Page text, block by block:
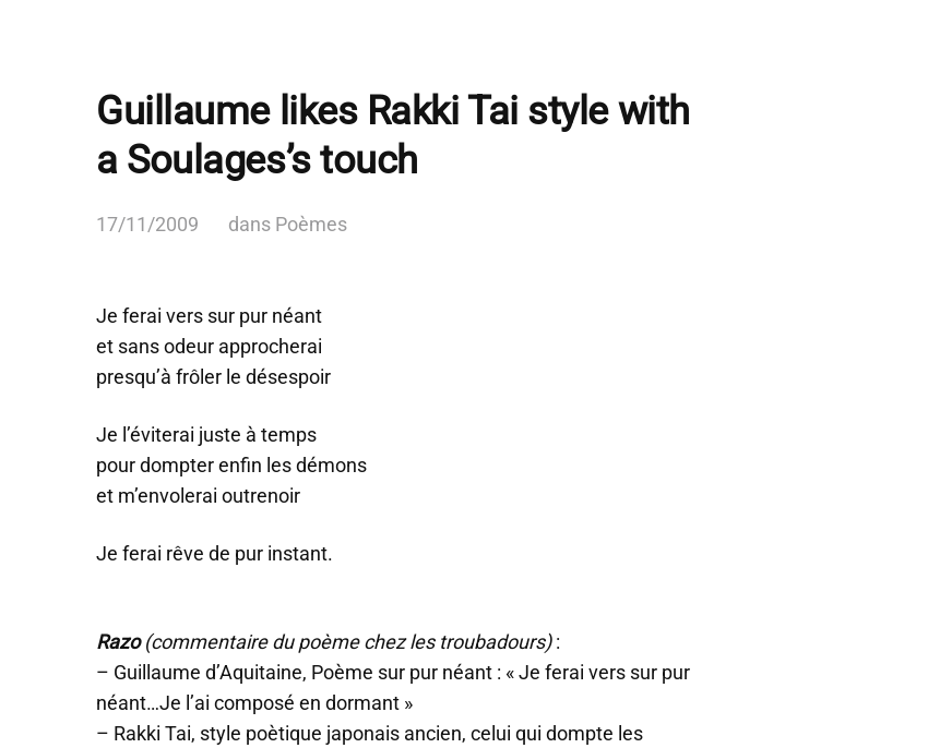
Guillaume likes Rakki Tai style with
a Soulages’s touch
17/11/2009 dans Poèmes
Je ferai vers sur pur néant
et sans odeur approcherai
presqu’à frôler le désespoir
Je l’éviterai juste à temps
pour dompter enfin les démons
et m’envolerai outrenoir
Je ferai rêve de pur instant.
Razo(commentaire du poème chez les troubadours):
– Guillaume d’Aquitaine, Poème sur pur néant : « Je ferai vers sur pur
néant…Je l’ai composé en dormant »
– Rakki Tai, style poètique japonais ancien, celui qui dompte les